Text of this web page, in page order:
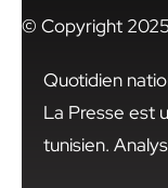
© Copyright
Quotidien
La Presse est
tunisien.